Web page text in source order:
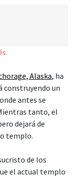
Alaska, ha
construyendo un
antes se
tanto, el
dejará de
templo.
de los
el actual templo